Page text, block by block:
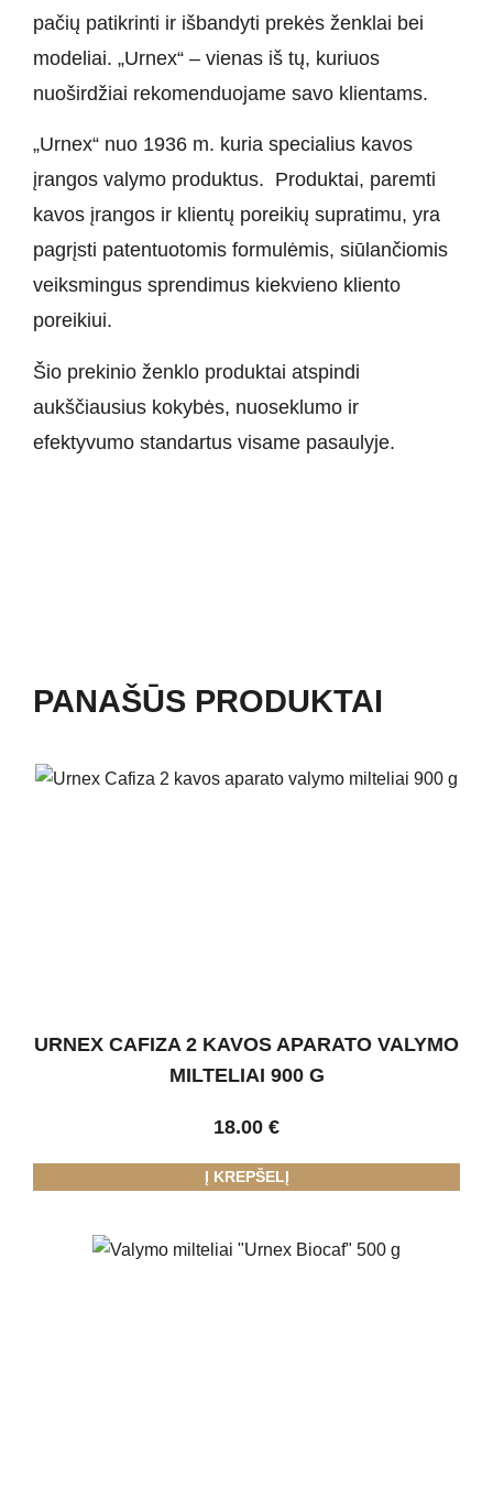
pačių patikrinti ir išbandyti prekės ženklai bei
modeliai. „Urnex“ – vienas iš tų, kuriuos
nuoširdžiai rekomenduojame savo klientams.
„Urnex“ nuo 1936 m. kuria specialius kavos
įrangos valymo produktus. Produktai, paremti
kavos įrangos ir klientų poreikių supratimu, yra
pagrįsti patentuotomis formulėmis, siūlančiomis
veiksmingus sprendimus kiekvieno kliento
poreikiui.
Šio prekinio ženklo produktai atspindi
aukščiausius kokybės, nuoseklumo ir
efektyvumo standartus visame pasaulyje.
PANAŠŪS PRODUKTAI
URNEX CAFIZA 2 KAVOS APARATO VALYMO
MILTELIAI 900 G
18.00 €
Į KREPŠELĮ